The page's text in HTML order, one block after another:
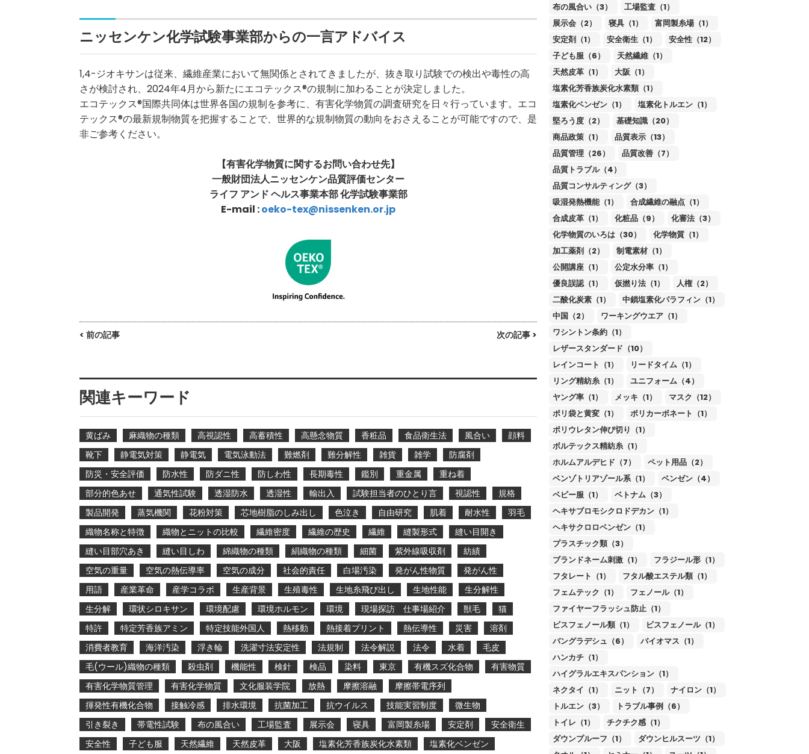
ニッセンケン化学試験事業部からの一言アドバイス
1,4-ジオキサンは従来、繊維産業において無関係とされてきましたが、抜き取り試験での検出や毒性の高
さが検討され、2024年4月から新たにエコテックス®の規制に加わることが決定しました。
エコテックス®国際共同体は世界各国の規制を参考に、有害化学物質の調査研究を日々行っています。エコ
テックス®の最新規制物質を把握することで、世界的な規制物質の動向をおさえることが可能ですので、是
非ご参考ください。
【有害化学物質に関するお問い合わせ先】
一般財団法人ニッセンケン品質評価センター
ライフ アンド ヘルス事業本部 化学試験事業部
E-mail :oeko-tex@nissenken.or.jp
< 前の記事 次の記事 >
関連キーワード
黄ばみ 麻織物の種類 高視認性 高蓄積性 高懸念物質 香粧品 食品衛生法 風合い
顔料
靴下
静電気対策 静電気 電気泳動法 難燃剤 難分解性 雑貨 雑学
防腐剤
防災・安全評価
防水性 防ダニ性 防しわ性 長期毒性 鑑別 重金属
重ね着
部分的色あせ
通気性試験 透湿防水 透湿性 輸出入 試験担当者のひとり言 視認性
規格
製品開発
蒸気機関 花粉対策 芯地樹脂のしみ出し 色泣き 自由研究 肌着 耐水性
羽毛
織物名称と特徴
織物とニットの比較 繊維密度 繊維の歴史 繊維 縫製形式
縫い目開き
縫い目部穴あき
縫い目しわ 綿織物の種類 絹織物の種類 細菌 紫外線吸収剤
紡績
空気の重量
空気の熱伝導率 空気の成分 社会的責任 白場汚染 発がん性物質
発がん性
用語
産業革命 産学コラボ 生産背景 生殖毒性 生地糸飛び出し 生地性能
生分解性
生分解
環状シロキサン 環境配慮 環境ホルモン 環境 現場探訪 仕事場紹介 獣毛
猫
特許
特定芳香族アミン 特定技能外国人 熱移動 熱接着プリント 熱伝導性 災害
溶剤
消費者教育
海洋汚染 浮き輪 洗濯寸法安定性 法規制 法令解説 法令 水着
毛皮
毛(ウール)織物の種類
殺虫剤 機能性 検針 検品 染料 東京 有機スズ化合物
有害物質
有害化学物質管理
有害化学物質 文化服装学院 放熱 摩擦溶融
摩擦帯電序列
揮発性有機化合物
接触冷感 排水環境 抗菌加工 抗ウイルス 技能実習制度
微生物
引き裂き
帯電性試験 布の風合い 工場監査 展示会 寝具 富岡製糸場 安定剤
安全衛生
安全性
子ども服 天然繊維 天然皮革 大阪 塩素化芳香族炭化水素類 塩素化ベンゼン
布の風合い（3）
工場監査（1）
展示会（2）
寝具（1）
富岡製糸場（1）
安定剤（1）
安全衛生（1）
安全性（12）
子ども服（6）
天然繊維（1）
天然皮革（1）
大阪（1）
塩素化芳香族炭化水素類（1）
塩素化ベンゼン（1）
塩素化トルエン（1）
堅ろう度（2）
基礎知識（20）
商品政策（1）
品質表示（13）
品質管理（26）
品質改善（7）
品質トラブル（4）
品質コンサルティング（3）
吸湿発熱機能（1）
合成繊維の融点（1）
合成皮革（1）
化粧品（9）
化審法（3）
化学物質のいろは（30）
化学物質（1）
加工薬剤（2）
制電素材（1）
公開講座（1）
公定水分率（1）
優良誤認（1）
仮撚り法（1）
人権（2）
二酸化炭素（1）
中鎖塩素化パラフィン（1）
中国（2）
ワーキングウエア（1）
ワシントン条約（1）
レザースタンダード（10）
レインコート（1）
リードタイム（1）
リング精紡糸（1）
ユニフォーム（4）
ヤング率（1）
メッキ（1）
マスク（12）
ポリ袋と黄変（1）
ポリカーボネート（1）
ポリウレタン伸び切り（1）
ボルテックス精紡糸（1）
ホルムアルデヒド（7）
ペット用品（2）
ベンゾトリアゾール系（1）
ベンゼン（4）
ベビー服（1）
ベトナム（3）
ヘキサブロモシクロドデカン（1）
ヘキサクロロベンゼン（1）
プラスチック類（3）
ブランドネーム刺激（1）
フラジール形（1）
フタレート（1）
フタル酸エステル類（1）
フェムテック（1）
フェノール（1）
ファイヤーフラッシュ防止（1）
ビスフェノール類（1）
ビスフェノール（1）
バングラデシュ（6）
バイオマス（1）
ハンカチ（1）
ハイグラルエキスパンション（1）
ネクタイ（1）
ニット（7）
ナイロン（1）
トルエン（3）
トラブル事例（6）
トイレ（1）
チクチク感（1）
ダウンプルーフ（1）
ダウンヒルスーツ（1）